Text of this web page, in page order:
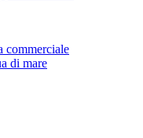
commerciale
di mare